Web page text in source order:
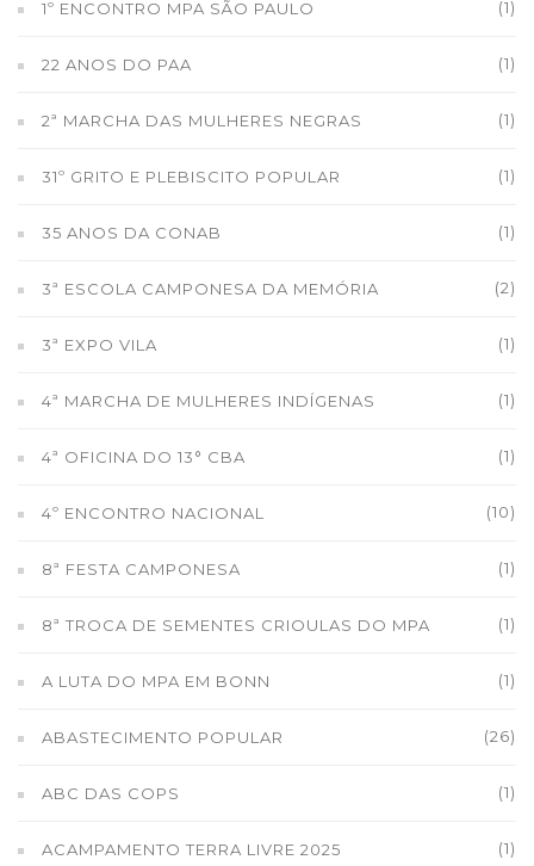
1º ENCONTRO MPA SÃO PAULO (1)
22 ANOS DO PAA (1)
2ª MARCHA DAS MULHERES NEGRAS (1)
31º GRITO E PLEBISCITO POPULAR (1)
35 ANOS DA CONAB (1)
3ª ESCOLA CAMPONESA DA MEMÓRIA (2)
3ª EXPO VILA (1)
4ª MARCHA DE MULHERES INDÍGENAS (1)
4ª OFICINA DO 13° CBA (1)
4º ENCONTRO NACIONAL (10)
8ª FESTA CAMPONESA (1)
8ª TROCA DE SEMENTES CRIOULAS DO MPA (1)
A LUTA DO MPA EM BONN (1)
ABASTECIMENTO POPULAR (26)
ABC DAS COPS (1)
ACAMPAMENTO TERRA LIVRE 2025 (1)